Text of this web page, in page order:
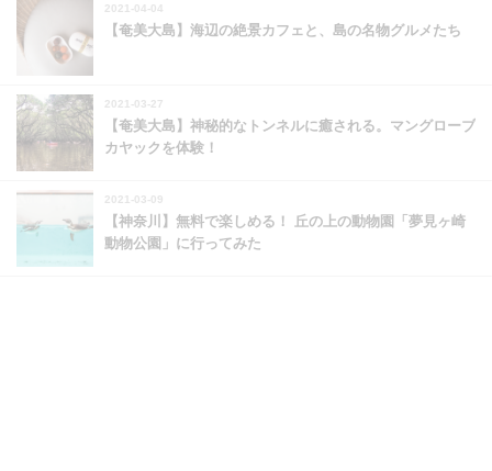
2021-04-04
【奄美大島】海辺の絶景カフェと、島の名物グルメたち
2021-03-27
【奄美大島】神秘的なトンネルに癒される。マングローブ
カヤックを体験！
2021-03-09
【神奈川】無料で楽しめる！ 丘の上の動物園「夢見ヶ崎
動物公園」に行ってみた